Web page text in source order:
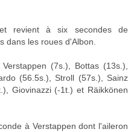
revient à six secondes de
dans les roues d'Albon.
(7s.), Bottas (13s.),
(56.5s.), Stroll (57s.), Sainz
Giovinazzi (-1t.) et Räikkönen
à Verstappen dont l'aileron